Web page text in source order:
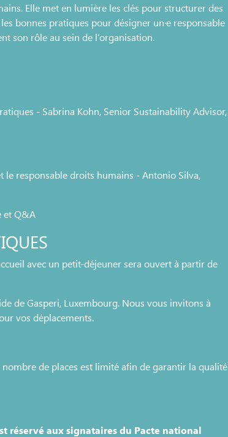
Elle met en lumière les clés pour structurer des
bonnes pratiques pour désigner un·e responsable
son rôle au sein de l’organisation.
- Sabrina Kohn, Senior Sustainability Advisor,
le responsable droits humains - Antonio Silva,
et Q&A
avec un petit-déjeuner sera ouvert à partir de
de Gasperi, Luxembourg. Nous vous invitons à
vos déplacements.
de places est limité afin de garantir la qualité
réservé aux signataires du Pacte national